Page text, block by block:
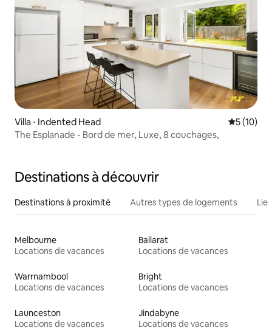
Villa ⋅ Indented Head
5 (10)
The Esplanade - Bord de mer, Luxe, 8 couchages,
Destinations à découvrir
Destinations à proximité Autres types de logements
Melbourne
Locations de vacances
Ballarat
Locations de vacances
Warrnambool
Locations de vacances
Bright
Locations de vacances
Launceston
Locations de vacances
Jindabyne
Locations de vacances